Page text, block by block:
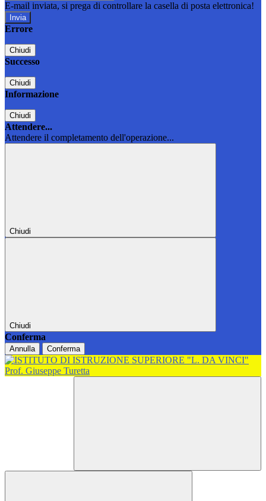
E-mail inviata, si prega di controllare la casella di posta elettronica!
Errore
Chiudi
Successo
Chiudi
Informazione
Chiudi
Attendere...
Attendere il completamento dell'operazione...
Chiudi
Chiudi
Conferma
Annulla Conferma